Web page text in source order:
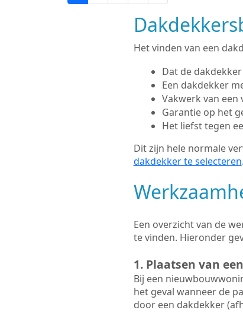
Het vinden van een
Dat de
Een dakdekker
Vakwerk van een
Garantie op het
Het liefst tegen
Dit zijn hele normale
dakdekker te selecteren
Een overzicht van de
te vinden. Hieronder
1. Plaatsen van
Bij een
het geval wanneer de
door een dakdekker